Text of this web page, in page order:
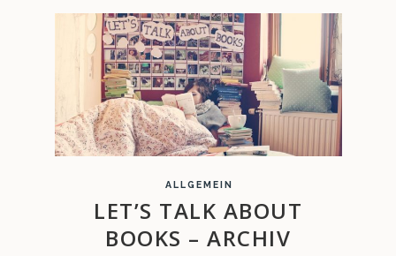
ALLGEMEIN
LET’S TALK ABOUT
BOOKS – ARCHIV